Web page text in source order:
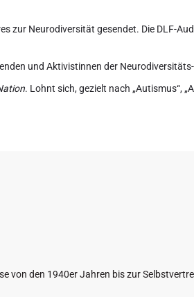
zur Neurodiversität gesendet. Die DLF-
und Aktivistinnen der
. Lohnt sich, gezielt nach „Autismus“,
von den 1940er Jahren bis zur